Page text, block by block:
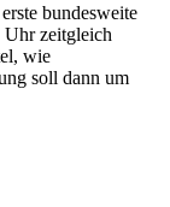
bundesweite
Uhr zeitgleich
wie
soll dann um